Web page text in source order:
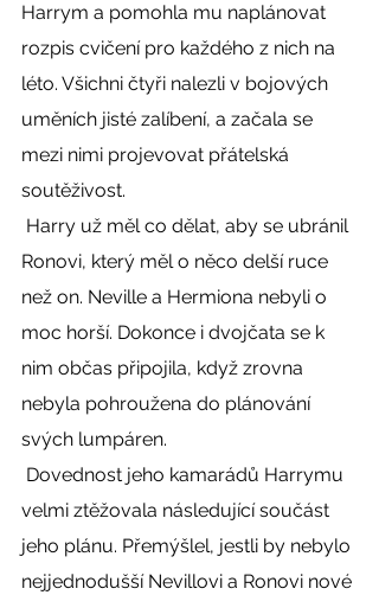
Harrym a pomohla mu naplánovat
rozpis cvičení pro každého z nich na
léto. Všichni čtyři nalezli v bojových
uměních jisté zalíbení, a začala se
mezi nimi projevovat přátelská
soutěživost.
Ronovi, který měl o něco delší ruce
než on. Neville a Hermiona nebyli o
moc horší. Dokonce i dvojčata se k
nim občas připojila, když zrovna
nebyla pohroužena do plánování
svých lumpáren.
velmi ztěžovala následující součást
jeho plánu. Přemýšlel, jestli by nebylo
nejjednodušší Nevillovi a Ronovi nové